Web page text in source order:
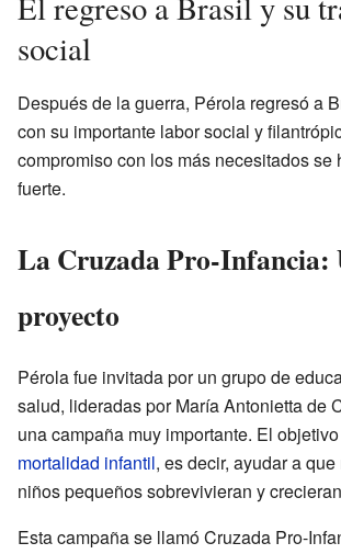
social
Después de la guerra, Pérola regresó a
con su importante labor social y
compromiso con los más necesitados se
fuerte.
La Cruzada Pro-Infancia:
proyecto
Pérola fue invitada por un grupo de
salud, lideradas por María Antonietta de
una campaña muy importante. El
mortalidad infantil, es decir, ayudar a
niños pequeños sobrevivieran y
Esta campaña se llamó Cruzada Pro-